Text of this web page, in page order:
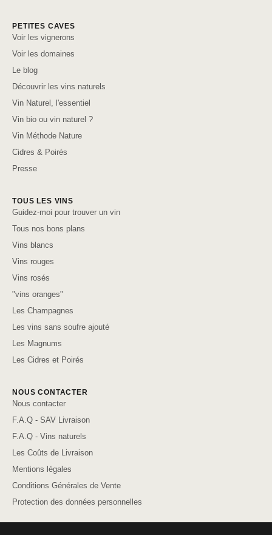
PETITES CAVES
Voir les vignerons
Voir les domaines
Le blog
Découvrir les vins naturels
Vin Naturel, l'essentiel
Vin bio ou vin naturel ?
Vin Méthode Nature
Cidres & Poirés
Presse
TOUS LES VINS
Guidez-moi pour trouver un vin
Tous nos bons plans
Vins blancs
Vins rouges
Vins rosés
"vins oranges"
Les Champagnes
Les vins sans soufre ajouté
Les Magnums
Les Cidres et Poirés
NOUS CONTACTER
Nous contacter
F.A.Q - SAV Livraison
F.A.Q - Vins naturels
Les Coûts de Livraison
Mentions légales
Conditions Générales de Vente
Protection des données personnelles